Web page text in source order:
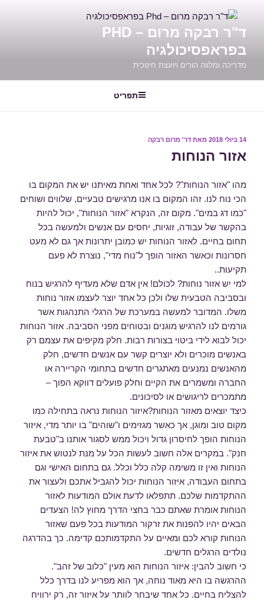
ד"ר רבקה מרום – PHD
בפראפסיכולגיה
מדריכה ומלווה הורים ויועצת חינוכית
תפריט
פורסם
14 ביולי 2018 מאת דר' מרום רבקה
אזור הנוחות
מהו "אזור הנוחות"? לכל אחד ואחת מאיתנו יש את המקום בו
הכי נוח לנו. זהו המקום בו אנו מרגישים טבעיים, שלווים ושוחים
"כמו דג במים". מקום זה, הנקרא "אזור הנוחות", יכול להיות
בהקשר של עבודה, זוגיות, יחסים עם אנשים ולמעשה בכל
תחום בחיים. לאזור הנוחות יש כמובן יתרונות אך גם לא מעט
חסרונות וכאשר האזור הופך ל"נוח מדי", נוצרת לא פעם
תקיעות..
למי יש אזור נוחות? לכולם! אין אדם שלא מעדיף להרגיש בנוח
ובסביבה הטבעית שלו ולכן כל אחד יוצר לעצמו אזור נוחות
משלו. המדובר למעשה במערכת של הרגלי התנהגות אשר
גורמים לנו להרגיש מוגנים ובטוחים מפני הסביבה. אזור הנוחות
יכול לבוא לידי ביטוי בצורות רבות. חלק מקיפים את עצמם רק
באנשים מוכרים ולא יוצרים קשר עם אנשים חדשים, חלק
מהאנשים נמנעים מאתגרים חדשים בתחומי הקריירה או
החברה ומשמרים את הקיים וחלק פועלים דווקא הפוך –
מתמכרים לריגושים או לסיכונים.
כיצד יוצאים מאזור הנוחות?איזור הנוחות נראה בתחילה כמו
מקום טוב ומוגן, אך כאשר מגזימים ו"שוהים" בו יותר מדי, איזור
הנוחות הופך לחיסרון גדול ויכול ממש לסגור אותנו ב"טבעת
חנק". במקרים אלה חשוב לעשות הכל על מנת לנטוש את איזור
הנוחות ואין זו משימה קלה כלל וכלל. גם בתחום האישי וגם
בתחום העבודה, איזור הנוחות יכול להגביל אתכם ולעצור את
ההתקדמות שלכם. תתפלאו לדעת אולם המודעות לאזור
הנוחות אומרת שאתם כבר בחצי הדרך מחוץ לה! הצעדים
הבאים יהיו להפנות את זרקור המודעות בכל פעם שאזור
הנוחות קורא לכם ומאיים על התקדמותכם קדימה. כך בהדרגה
נולדים הרגלים חדשים.
כי חשוב להבין: איזור הנוחות הוא מעין "כלוב של זהב".
ההרגשה בו היא מאוד נוחה, אך הוא מפריע לנו בדרך כלל
להצליח בחיים. כל אחד שיבחר לוותר על איזור זה, רק ירוויח